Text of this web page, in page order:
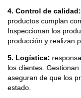
4. Control de calidad:
productos cumplan
Inspeccionan los
producción y realizan
5. Logística:
los clientes.
aseguran de que los
estado.